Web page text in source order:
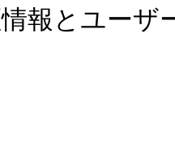
報とユーザ